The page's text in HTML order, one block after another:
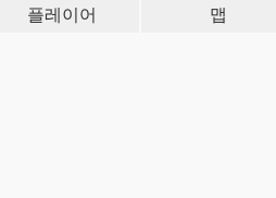
플레이어 맵